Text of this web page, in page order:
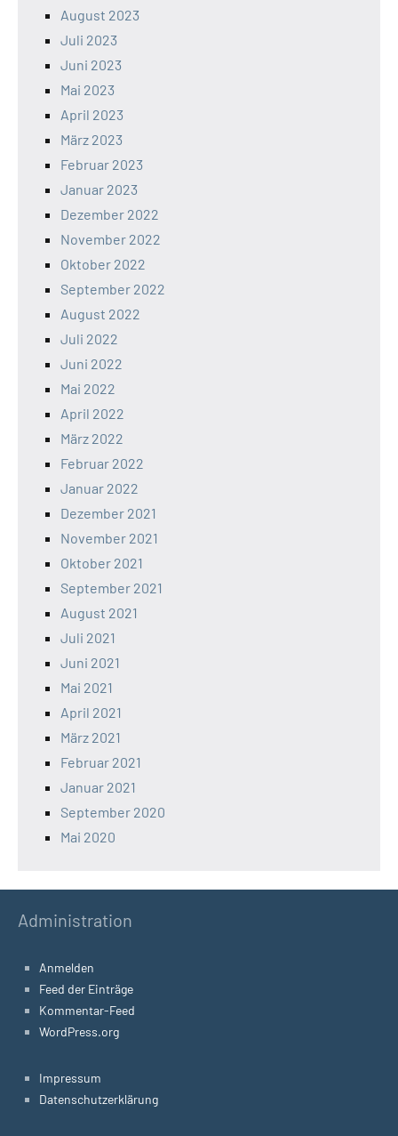
August 2023
Juli 2023
Juni 2023
Mai 2023
April 2023
März 2023
Februar 2023
Januar 2023
Dezember 2022
November 2022
Oktober 2022
September 2022
August 2022
Juli 2022
Juni 2022
Mai 2022
April 2022
März 2022
Februar 2022
Januar 2022
Dezember 2021
November 2021
Oktober 2021
September 2021
August 2021
Juli 2021
Juni 2021
Mai 2021
April 2021
März 2021
Februar 2021
Januar 2021
September 2020
Mai 2020
Administration
Anmelden
Feed der Einträge
Kommentar-Feed
WordPress.org
Impressum
Datenschutzerklärung